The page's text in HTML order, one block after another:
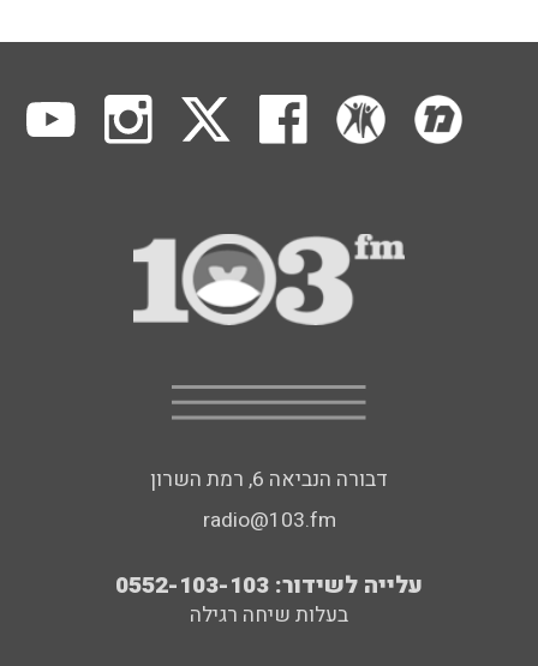
דבורה הנביאה 6, רמת השרון
radio@103.fm
עלייה לשידור: 0552-103-103
בעלות שיחה רגילה